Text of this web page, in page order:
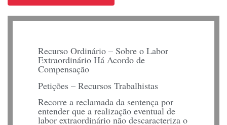
Recurso Ordinário – Sobre o Labor
Extraordinário Há Acordo de
Compensação
Petições – Recursos Trabalhistas
Recorre a reclamada da sentença por
entender que a realização eventual de
labor extraordinário não descaracteriza o